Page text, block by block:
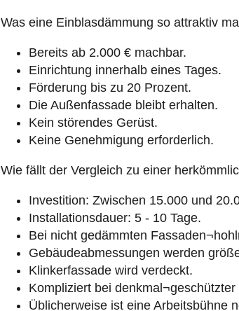
Was eine Einblasdämmung so attraktiv
Bereits ab 2.000 € machbar.
Einrichtung innerhalb eines Tages.
Förderung bis zu 20 Prozent.
Die Außenfassade bleibt erhalten.
Kein störendes Gerüst.
Keine Genehmigung erforderlich.
Wie fällt der Vergleich zu einer
Investition: Zwischen 15.000 und
Installationsdauer: 5 - 10 Tage.
Bei nicht gedämmten
Gebäudeabmessungen werden
Klinkerfassade wird verdeckt.
Kompliziert bei denkmal¬geschützter
Üblicherweise ist eine Arbeitsbühne